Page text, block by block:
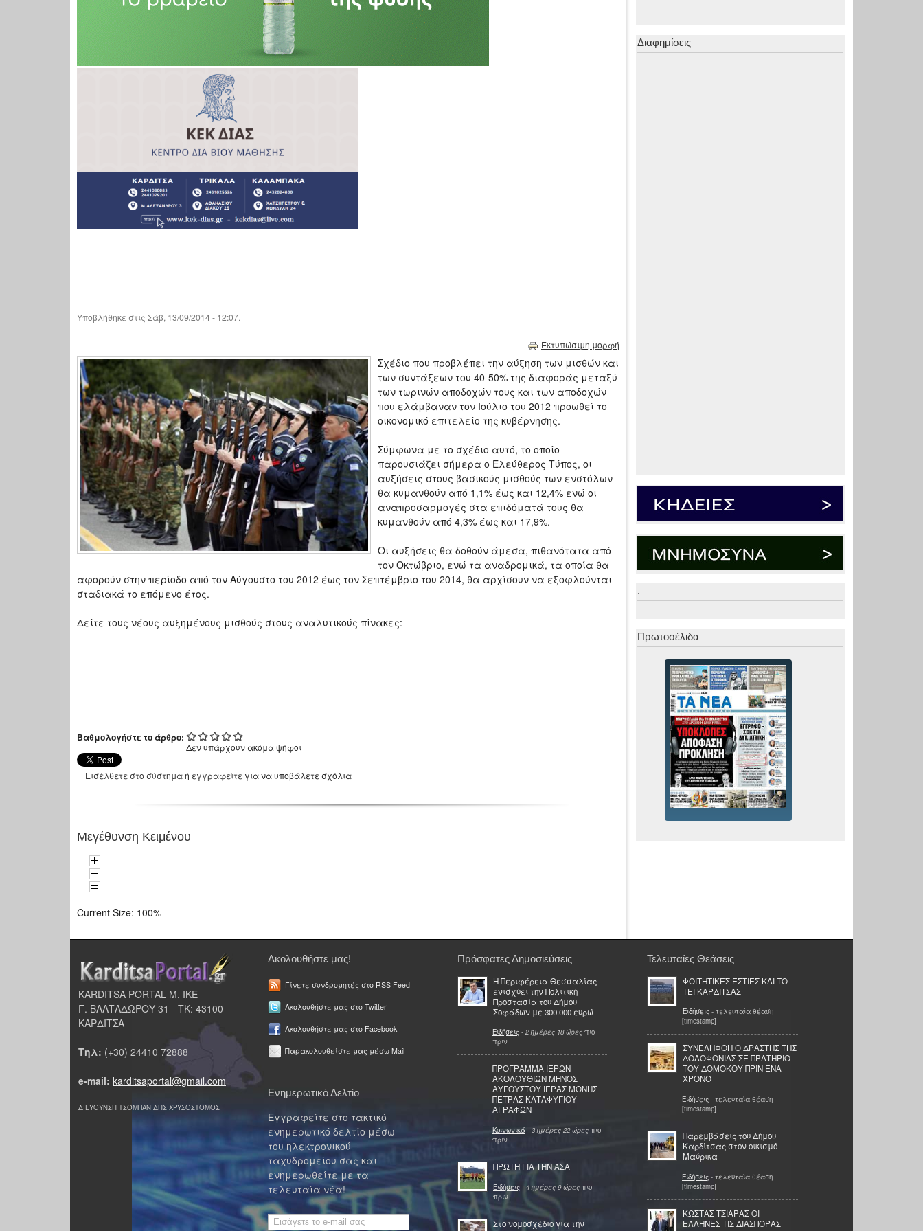
Υποβλήθηκε στις Σάβ, 13/09/2014 - 12:07.
Εκτυπώσιμη μορφή
Σχέδιο που προβλέπει την αύξηση των μισθών και
των συντάξεων του 40-50% της διαφοράς μεταξύ
των τωρινών αποδοχών τους και των αποδοχών
που ελάμβαναν τον Ιούλιο του 2012 προωθεί το
οικονομικό επιτελείο της κυβέρνησης.
Σύμφωνα με το σχέδιο αυτό, το οποίο
παρουσιάζει σήμερα ο Ελεύθερος Τύπος, οι
αυξήσεις στους βασικούς μισθούς των ενστόλων
θα κυμανθούν από 1,1% έως και 12,4% ενώ οι
αναπροσαρμογές στα επιδόματά τους θα
κυμανθούν από 4,3% έως και 17,9%.
Οι αυξήσεις θα δοθούν άμεσα, πιθανότατα από
τον Οκτώβριο, ενώ τα αναδρομικά, τα οποία θα
αφορούν στην περίοδο από τον Αύγουστο του 2012 έως τον Σεπτέμβριο του 2014, θα αρχίσουν να εξοφλούνται
σταδιακά το επόμενο έτος.
Δείτε τους νέους αυξημένους μισθούς στους αναλυτικούς πίνακες:
Βαθμολογήστε το άρθρο:
Δεν υπάρχουν ακόμα ψήφοι
Εισέλθετε στο σύστημαή εγγραφείτε για να υποβάλετε σχόλια
Μεγέθυνση Κειμένου
Current Size: 100%
Διαφημίσεις
.
.
Πρωτοσέλιδα
KARDITSA PORTAL Μ. ΙΚΕ
Γ. ΒΑΛΤΑΔΩΡΟΥ 31 - ΤΚ: 43100
ΚΑΡΔΙΤΣΑ
Τηλ: (+30) 24410 72888
e-mail: karditsaportal@gmail.com
ΔΙΕΥΘΥΝΣΗ ΤΣΟΜΠΑΝΙΔΗΣ ΧΡΥΣΟΣΤΟΜΟΣ
Ακολουθήστε μας!
Γίνετε συνδρομητές στο RSS Feed
Ακολουθήστε μας στο Twitter
Ακολουθήστε μας στο Facebook
Παρακολουθείστε μας μέσω Mail
Ενημερωτικό Δελτίο
Εγγραφείτε στο τακτικό
ενημερωτικό δελτίο μέσω
του ηλεκτρονικού
ταχυδρομείου σας και
ενημερωθείτε με τα
τελευταία νέα!
Πρόσφατες Δημοσιεύσεις
Η Περιφέρεια Θεσσαλίας
ενισχύει την Πολιτική
Προστασία του Δήμου
Σοφάδων με 300.000 ευρώ
Ειδήσεις - 2 ημέρες 18 ώρες πιο
πριν
ΠΡΟΓΡΑΜΜΑ ΙΕΡΩΝ
ΑΚΟΛΟΥΘΙΩΝ ΜΗΝΟΣ
ΑΥΓΟΥΣΤΟΥ ΙΕΡΑΣ ΜΟΝΗΣ
ΠΕΤΡΑΣ ΚΑΤΑΦΥΓΙΟΥ
ΑΓΡΑΦΩΝ
Κοινωνικά - 3 ημέρες 22 ώρες πιο
πριν
ΠΡΩΤΗ ΓΙΑ ΤΗΝ ΑΣΑ
Ειδήσεις - 4 ημέρες 9 ώρες πιο
πριν
Στο νομοσχέδιο για την
Τελευταίες Θεάσεις
ΦΟΙΤΗΤΙΚΕΣ ΕΣΤΙΕΣ ΚΑΙ ΤΟ
ΤΕΙ ΚΑΡΔΙΤΣΑΣ
Ειδήσεις - τελευταία θέαση
[timestamp]
ΣΥΝΕΛΗΦΘΗ Ο ΔΡΑΣΤΗΣ ΤΗΣ
ΔΟΛΟΦΟΝΙΑΣ ΣΕ ΠΡΑΤΗΡΙΟ
ΤΟΥ ΔΟΜΟΚΟΥ ΠΡΙΝ ΕΝΑ
ΧΡΟΝΟ
Ειδήσεις - τελευταία θέαση
[timestamp]
Παρεμβάσεις του Δήμου
Καρδίτσας στον οικισμό
Μαύρικα
Ειδήσεις - τελευταία θέαση
[timestamp]
KΩΣΤΑΣ ΤΣΙΑΡΑΣ OI
ΕΛΛΗΝΕΣ ΤΙΣ ΔΙΑΣΠΟΡΑΣ